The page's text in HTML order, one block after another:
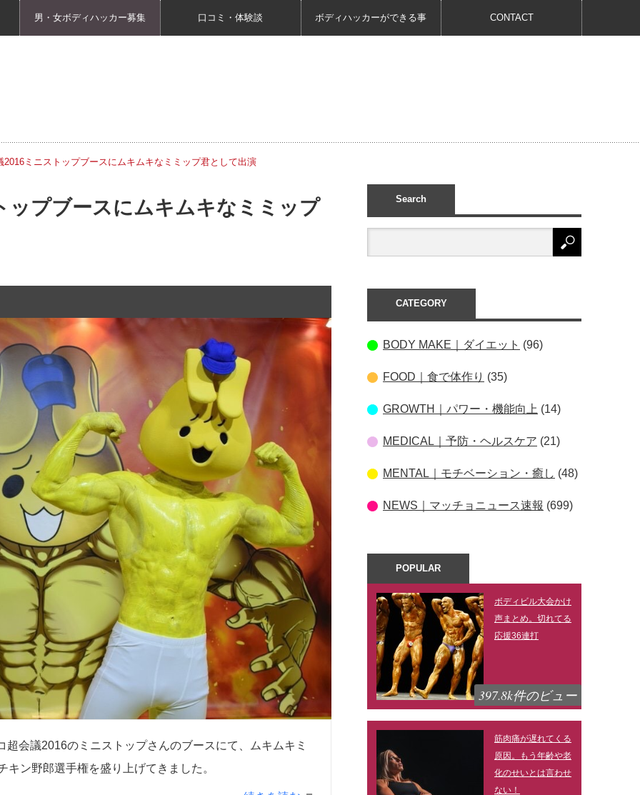
男・女ボディハッカー募集 口コミ・体験談 ボディハッカーができる事 CONTACT
2016ミニストップブースにムキムキなミミップ君として出演
ップブースにムキムキなミミップ
会議2016のミニストップさんのブースにて、ムキムキミ
ン野郎選手権を盛り上げてきました。
Search
CATEGORY
BODY MAKE｜ダイエット (96)
FOOD｜食で体作り (35)
GROWTH｜パワー・機能向上 (14)
MEDICAL｜予防・ヘルスケア (21)
MENTAL｜モチベーション・癒し (48)
NEWS｜マッチョニュース速報 (699)
POPULAR
ボディビル大会かけ
声まとめ。切れてる
応援36連打
397.8k件のビュー
筋肉痛が遅れてくる
原因。もう年齢や老
化のせいとは言わせ
ない！